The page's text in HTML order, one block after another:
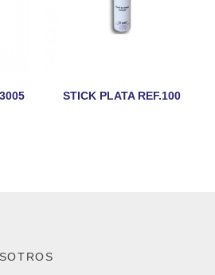
STICK PLATA REF.100